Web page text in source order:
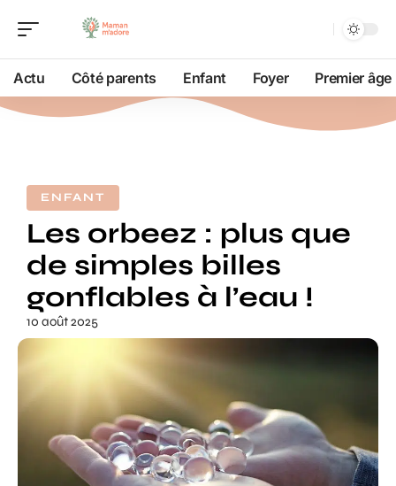
Actu Côté parents Enfant Foyer Premier âge
ENFANT
Les orbeez : plus que
de simples billes
gonflables à l’eau !
10 août 2025